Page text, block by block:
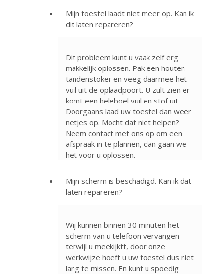
Mijn toestel laadt niet meer op. Kan ik
dit laten repareren?
Dit probleem kunt u vaak zelf erg
makkelijk oplossen. Pak een houten
tandenstoker en veeg daarmee het
vuil uit de oplaadpoort. U zult zien er
komt een heleboel vuil en stof uit.
Doorgaans laad uw toestel dan weer
netjes op. Mocht dat niet helpen?
Neem contact met ons op om een
afspraak in te plannen, dan gaan we
het voor u oplossen.
Mijn scherm is beschadigd. Kan ik dat
laten repareren?
Wij kunnen binnen 30 minuten het
scherm van u telefoon vervangen
terwijl u meekijktt, door onze
werkwijze hoeft u uw toestel dus niet
lang te missen. En kunt u spoedig